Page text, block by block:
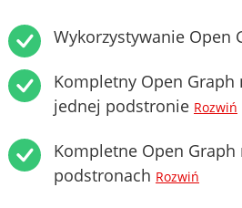
Wykorzystywanie Open
Kompletny Open Graph
jednej podstronie Rozwiń
Kompletne Open Graph
podstronach Rozwiń